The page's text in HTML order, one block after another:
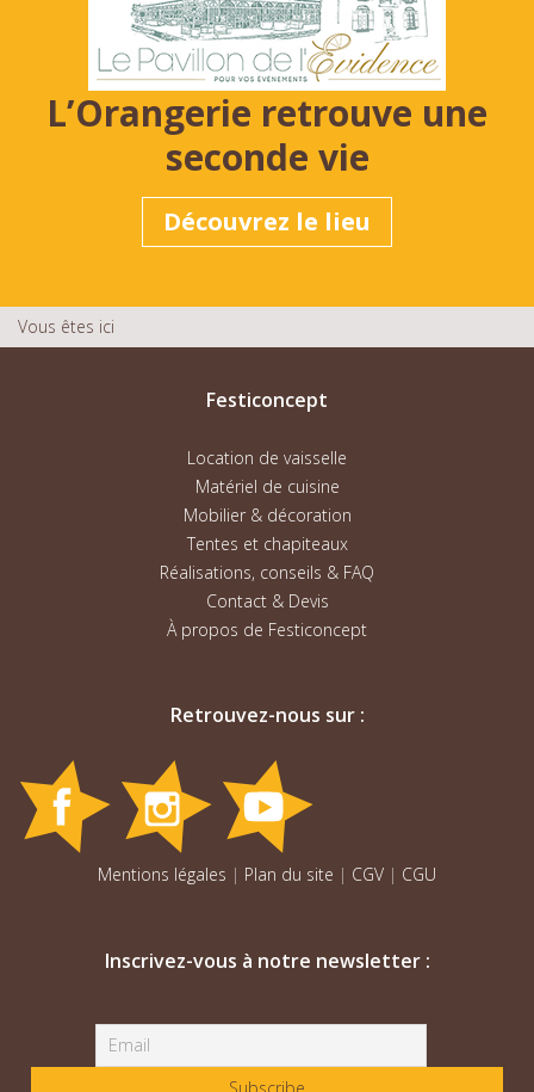
L’Orangerie retrouve une
seconde vie
Découvrez le lieu
Vous êtes ici
Festiconcept
Location de vaisselle
Matériel de cuisine
Mobilier & décoration
Tentes et chapiteaux
Réalisations, conseils & FAQ
Contact & Devis
À propos de Festiconcept
Retrouvez-nous sur :
Mentions légales | Plan du site | CGV | CGU
Inscrivez-vous à notre newsletter :